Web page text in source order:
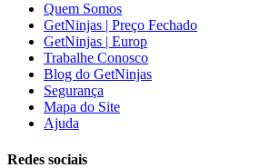
Quem Somos
GetNinjas | Preço Fechado
GetNinjas | Europ
Trabalhe Conosco
Blog do GetNinjas
Segurança
Mapa do Site
Ajuda
Redes sociais